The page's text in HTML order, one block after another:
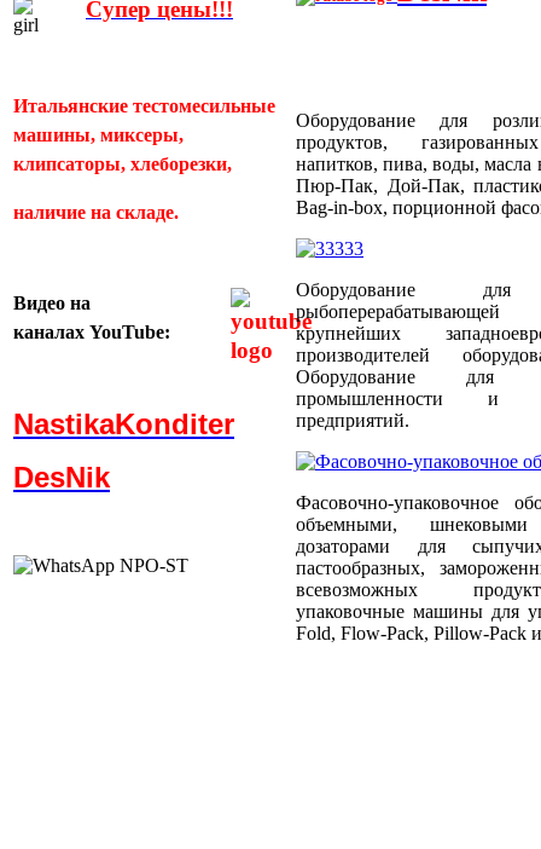
Супер цены!!!
Итальянские тестомесильные
машины, миксеры,
клипсаторы, хлеборезки,
наличие на складе.
Видео на
каналах YouTube:
NastikaKonditer
DesNik
Оборудование для
продуктов,
напитков, пива, воды,
Пюр-Пак, Дой-Пак,
Bag-in-box, порционной
Оборудование
крупнейших
производителей
Оборудование для
промышленности и
предприятий.
Фасовочно-упаковочное
объемными,
дозаторами для
пастообразных,
всевозможных
упаковочные машины для
Fold, Flow-Pack, Pillow-Pack